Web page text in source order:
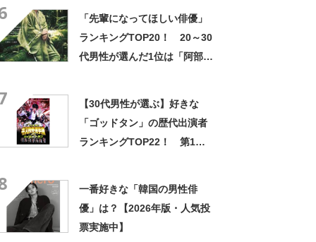
「先輩になってほしい俳優」
ランキングTOP20！ 20～30
代男性が選んだ1位は「阿部
【30代男性が選ぶ】好きな
「ゴッドタン」の歴代出演者
ランキングTOP22！ 第1位
一番好きな「韓国の男性俳
優」は？【2026年版・人気投
票実施中】